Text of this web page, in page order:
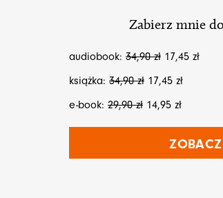
Zabierz mnie
audiobook: 34,90zł 17,45 zł
książka: 34,90zł 17,45 zł
e-book: 29,90zł 14,95 zł
ZOBACZ